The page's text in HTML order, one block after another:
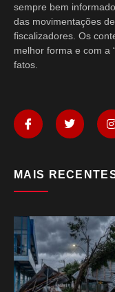
sempre bem
das movimentações
fiscalizadores. Os
melhor forma e com a
fatos.
MAIS